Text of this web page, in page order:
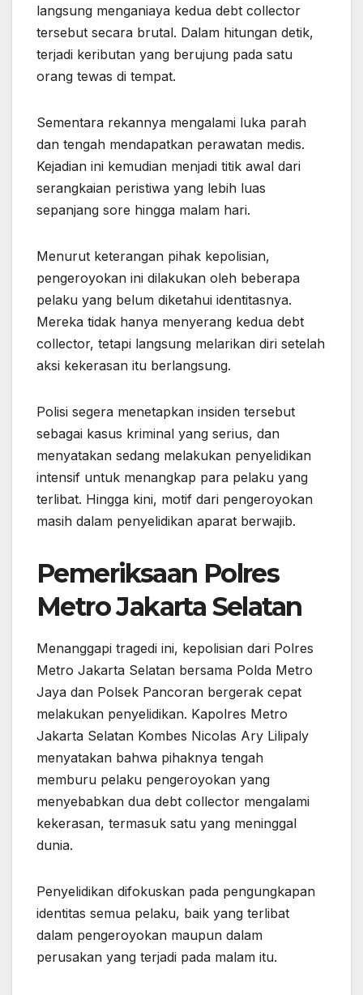
langsung menganiaya kedua debt collector
tersebut secara brutal. Dalam hitungan detik,
terjadi keributan yang berujung pada satu
orang tewas di tempat.
Sementara rekannya mengalami luka parah
dan tengah mendapatkan perawatan medis.
Kejadian ini kemudian menjadi titik awal dari
serangkaian peristiwa yang lebih luas
sepanjang sore hingga malam hari.
Menurut keterangan pihak kepolisian,
pengeroyokan ini dilakukan oleh beberapa
pelaku yang belum diketahui identitasnya.
Mereka tidak hanya menyerang kedua debt
collector, tetapi langsung melarikan diri setelah
aksi kekerasan itu berlangsung.
Polisi segera menetapkan insiden tersebut
sebagai kasus kriminal yang serius, dan
menyatakan sedang melakukan penyelidikan
intensif untuk menangkap para pelaku yang
terlibat. Hingga kini, motif dari pengeroyokan
masih dalam penyelidikan aparat berwajib.
Pemeriksaan Polres
Metro Jakarta Selatan
Menanggapi tragedi ini, kepolisian dari Polres
Metro Jakarta Selatan bersama Polda Metro
Jaya dan Polsek Pancoran bergerak cepat
melakukan penyelidikan. Kapolres Metro
Jakarta Selatan Kombes Nicolas Ary Lilipaly
menyatakan bahwa pihaknya tengah
memburu pelaku pengeroyokan yang
menyebabkan dua debt collector mengalami
kekerasan, termasuk satu yang meninggal
dunia.
Penyelidikan difokuskan pada pengungkapan
identitas semua pelaku, baik yang terlibat
dalam pengeroyokan maupun dalam
perusakan yang terjadi pada malam itu.